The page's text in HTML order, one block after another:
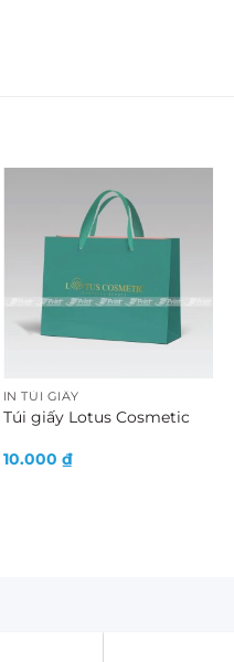
IN TÚI GIẤY
Túi giấy Lotus Cosmetic
10.000 ₫